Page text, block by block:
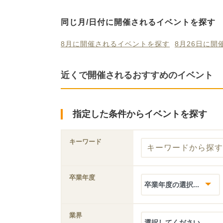
同じ月/日付に開催されるイベントを探す
8月に開催されるイベントを探す 8月26日に開
近くで開催されるおすすめのイベント
指定した条件からイベントを探す
キーワード
卒業年度
業界